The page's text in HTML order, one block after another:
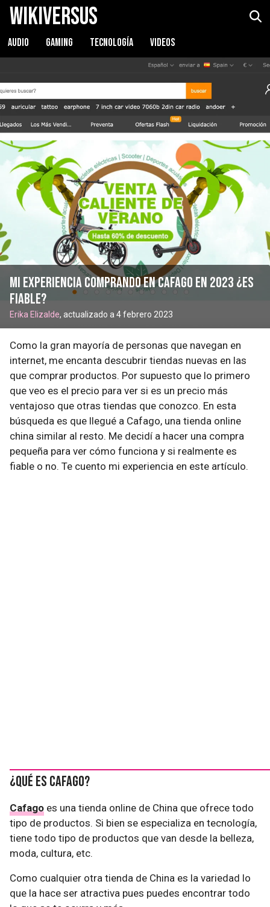
WikiVersus
AUDIO GAMING TECNOLOGÍA VIDEOS
Mi experiencia comprando en Cafago en 2023 ¿Es
fiable?
Erika Elizalde, actualizado a 4 febrero 2023
Como la gran mayoría de personas que navegan en
internet, me encanta descubrir tiendas nuevas en las
que comprar productos. Por supuesto que lo primero
que veo es el precio para ver si es un precio más
ventajoso que otras tiendas que conozco. En esta
búsqueda es que llegué a Cafago, una tienda online
china similar al resto. Me decidí a hacer una compra
pequeña para ver cómo funciona y si realmente es
fiable o no. Te cuento mi experiencia en este artículo.
¿Qué es Cafago?
Cafago es una tienda online de China que ofrece todo
tipo de productos. Si bien se especializa en tecnología,
tiene todo tipo de productos que van desde la belleza,
moda, cultura, etc.
Como cualquier otra tienda de China es la variedad lo
que la hace ser atractiva pues puedes encontrar todo